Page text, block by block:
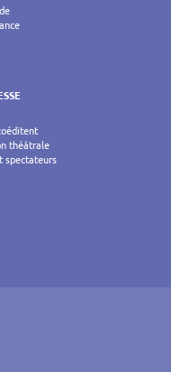
théâtrale
spectateurs